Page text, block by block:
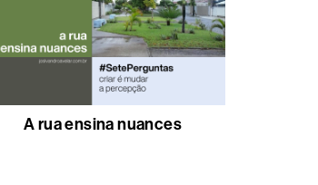
A rua ensina nuances